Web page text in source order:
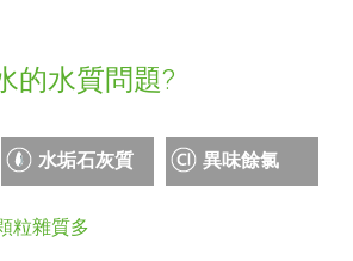
的水質問題?
水垢石灰質 異味餘氯
粒雜質多